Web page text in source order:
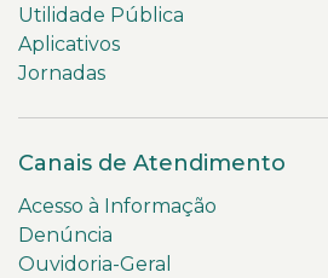
Utilidade Pública
Aplicativos
Jornadas
Canais de Atendimento
Acesso à Informação
Denúncia
Ouvidoria-Geral